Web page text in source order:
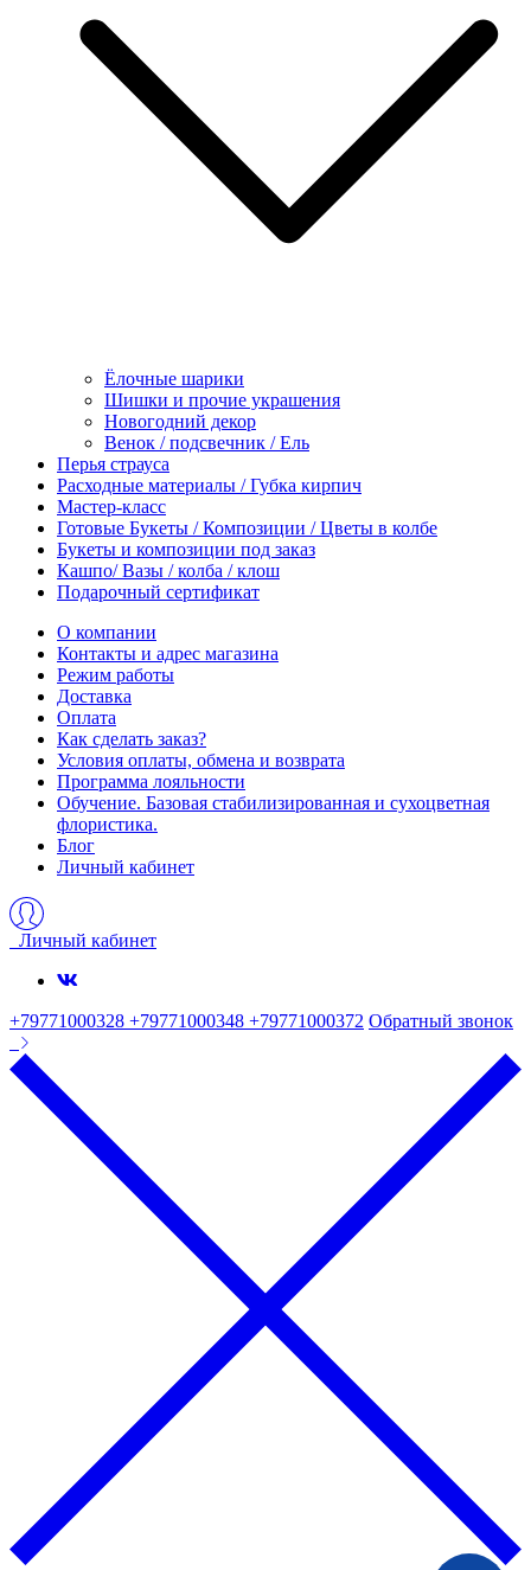
Ёлочные шарики
Шишки и прочие украшения
Новогодний декор
Венок / подсвечник / Ель
Перья страуса
Расходные материалы / Губка кирпич
Мастер-класс
Готовые Букеты / Композиции / Цветы в колбе
Букеты и композиции под заказ
Кашпо/ Вазы / колба / клош
Подарочный сертификат
О компании
Контакты и адрес магазина
Режим работы
Доставка
Оплата
Как сделать заказ?
Условия оплаты, обмена и возврата
Программа лояльности
Обучение. Базовая стабилизированная и сухоцветная
флористика.
Блог
Личный кабинет
Личный кабинет
+79771000328 +79771000348 +79771000372 Обратный звонок